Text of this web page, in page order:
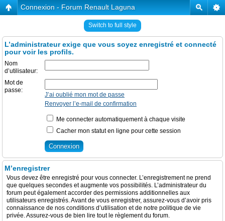
Connexion - Forum Renault Laguna
Switch to full style
L’administrateur exige que vous soyez enregistré et connecté
pour voir les profils.
Nom
d’utilisateur:
Mot de
passe:
J’ai oublié mon mot de passe
Renvoyer l’e-mail de confirmation
Me connecter automatiquement à chaque visite
Cacher mon statut en ligne pour cette session
M’enregistrer
Vous devez être enregistré pour vous connecter. L’enregistrement ne prend
que quelques secondes et augmente vos possibilités. L’administrateur du
forum peut également accorder des permissions additionnelles aux
utilisateurs enregistrés. Avant de vous enregistrer, assurez-vous d’avoir pris
connaissance de nos conditions d’utilisation et de notre politique de vie
privée. Assurez-vous de bien lire tout le règlement du forum.